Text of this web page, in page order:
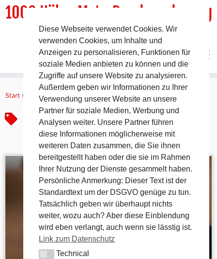
Inhalt
1000 HöhenMeterRundwanderweg
DER Rundwanderweg um Pommelsbrunn
Start » Heimatmuseum Pommelsbrunn
Heimatmuseum Pommelsbrunn
Diese Webseite verwendet Cookies. Wir
verwenden Cookies, um Inhalte und
Anzeigen zu personalisieren, Funktionen für
soziale Medien anbieten zu können und die
Zugriffe auf unsere Website zu analysieren.
Außerdem geben wir Informationen zu Ihrer
Verwendung unserer Website an unsere
Partner für soziale Medien, Werbung und
Analysen weiter. Unsere Partner führen
diese Informationen möglicherweise mit
weiteren Daten zusammen, die Sie ihnen
bereitgestellt haben oder die sie im Rahmen
Ihrer Nutzung der Dienste gesammelt haben.
Persönliche Anmerkung: Dieser Text ist der
Standardtext um der DSGVO genüge zu tun.
Tatsächlich geben wir überhaupt nichts
weiter, wozu auch? Aber diese Einblendung
wird eben verlangt, auch wenn sie lässtig ist.
Link zum Datenschutz
TechnicalTechnical